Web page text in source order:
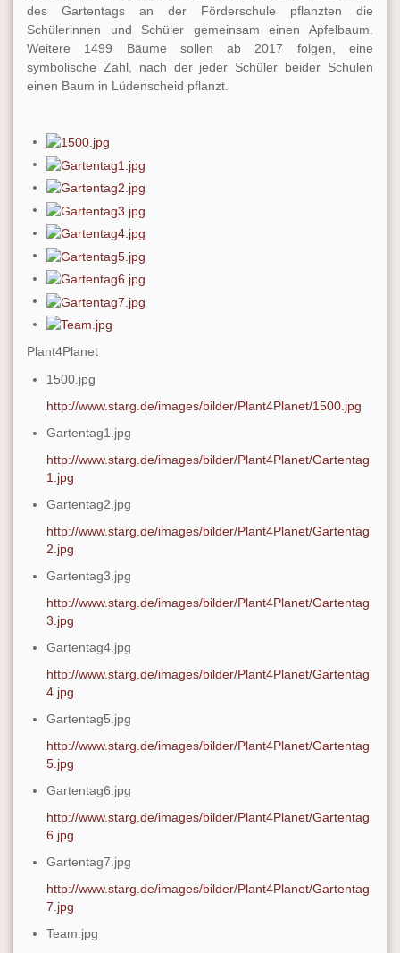
des Gartentags an der Förderschule pflanzten die
Schülerinnen und Schüler gemeinsam einen Apfelbaum.
Weitere 1499 Bäume sollen ab 2017 folgen, eine
symbolische Zahl, nach der jeder Schüler beider Schulen
einen Baum in Lüdenscheid pflanzt.
Plant4Planet
1500.jpg
http://www.starg.de/images/bilder/Plant4Planet/1500.jpg
Gartentag1.jpg
http://www.starg.de/images/bilder/Plant4Planet/Gartentag
1.jpg
Gartentag2.jpg
http://www.starg.de/images/bilder/Plant4Planet/Gartentag
2.jpg
Gartentag3.jpg
http://www.starg.de/images/bilder/Plant4Planet/Gartentag
3.jpg
Gartentag4.jpg
http://www.starg.de/images/bilder/Plant4Planet/Gartentag
4.jpg
Gartentag5.jpg
http://www.starg.de/images/bilder/Plant4Planet/Gartentag
5.jpg
Gartentag6.jpg
http://www.starg.de/images/bilder/Plant4Planet/Gartentag
6.jpg
Gartentag7.jpg
http://www.starg.de/images/bilder/Plant4Planet/Gartentag
7.jpg
Team.jpg